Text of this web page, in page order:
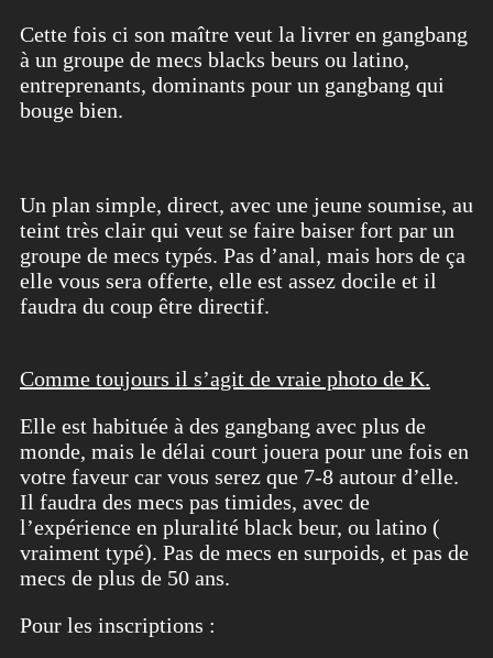
Cette fois ci son maître veut la livrer en gangbang
à un groupe de mecs blacks beurs ou latino,
entreprenants, dominants pour un gangbang qui
bouge bien.
Un plan simple, direct, avec une jeune soumise, au
teint très clair qui veut se faire baiser fort par un
groupe de mecs typés. Pas d’anal, mais hors de ça
elle vous sera offerte, elle est assez docile et il
faudra du coup être directif.
Comme toujours il s’agit de vraie photo de K.
Elle est habituée à des gangbang avec plus de
monde, mais le délai court jouera pour une fois en
votre faveur car vous serez que 7-8 autour d’elle.
Il faudra des mecs pas timides, avec de
l’expérience en pluralité black beur, ou latino (
vraiment typé). Pas de mecs en surpoids, et pas de
mecs de plus de 50 ans.
Pour les inscriptions :